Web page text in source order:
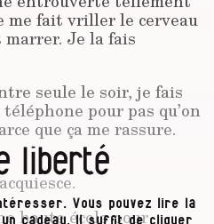
me fait vriller le cerveau
Je la fais
seule le soir, je fais
pour pas qu’on
que ça me rassure.
haute école pour
liberté
Vous pouvez lire la
cadeau. Il suffit de cliquer